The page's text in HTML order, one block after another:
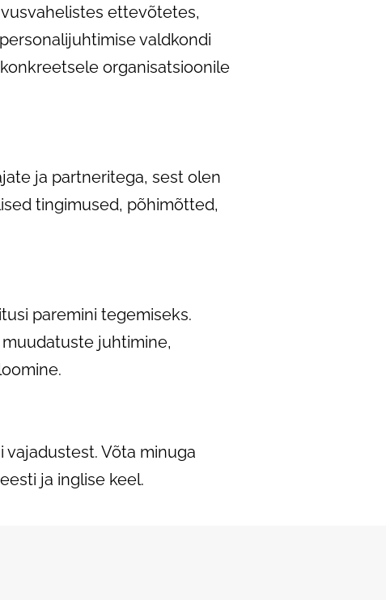
ettevõtetes,
valdkondi
organisatsioonile
ja partneritega, sest olen
tingimused, põhimõtted,
paremini tegemiseks.
juhtimine,
Võta minuga
ja inglise keel.